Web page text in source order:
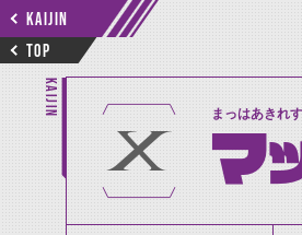
KAIJIN
TOP
KAIJIN まっはあきれす
マ